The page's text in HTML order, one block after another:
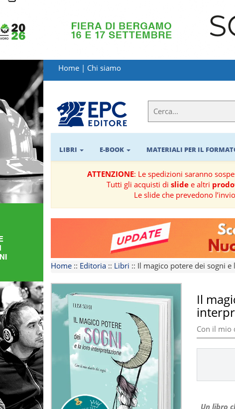
LIBRI
MATERIALI
PER
IL
FORMATORE
E-
BOOK
RIVISTE
MANUALISTICA
SOFTWARE
TEMATICHE
Home | Chi siamo
LIBRI E-BOOK MATERIALI PER IL
ATTENZIONE: Le spedizioni saranno
Tutti gli acquisti di slidee altri
Le slide che prevedono
Home :: Editoria :: Libri :: Il magico potere dei sogni
Il
Con il mio
Un libro